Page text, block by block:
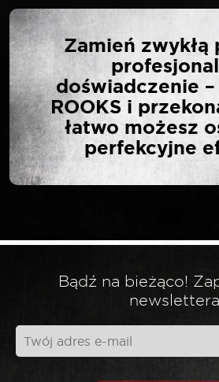
NAPISZ
OPINIĘ O
KLUCZ
DO SONDY
MM FORD
Twój adres email nie zostanie
*
Zamień zwykłą
doświadczenie
ROOKS i
łatwo możesz
perfekcyjne
Bądź na bieżąco!